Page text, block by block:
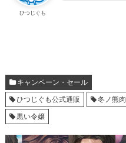
ひつじぐも
キャンペーン・セール
ひつじぐも公式通販
冬ノ熊肉
黒い令嬢